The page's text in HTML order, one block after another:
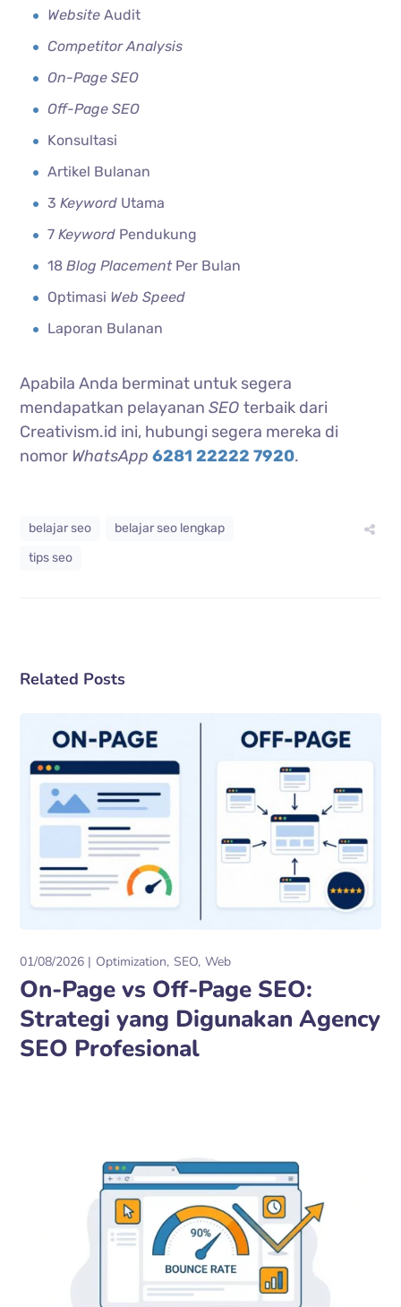
Website Audit
Competitor Analysis
On-Page SEO
Off-Page SEO
Konsultasi
Artikel Bulanan
3Keyword Utama
7Keyword Pendukung
18Blog PlacementPer Bulan
Optimasi Web Speed
Laporan Bulanan
Apabila Anda berminat untuk segera
mendapatkan pelayananSEOterbaik dari
Creativism.id ini, hubungi segera mereka di
nomor WhatsApp 6281 22222 7920.
belajar seo
belajar seo lengkap
tips seo
Related Posts
01/08/2026 Optimization SEO Web
On-Page vs Off-Page SEO:
Strategi yang Digunakan Agency
SEO Profesional